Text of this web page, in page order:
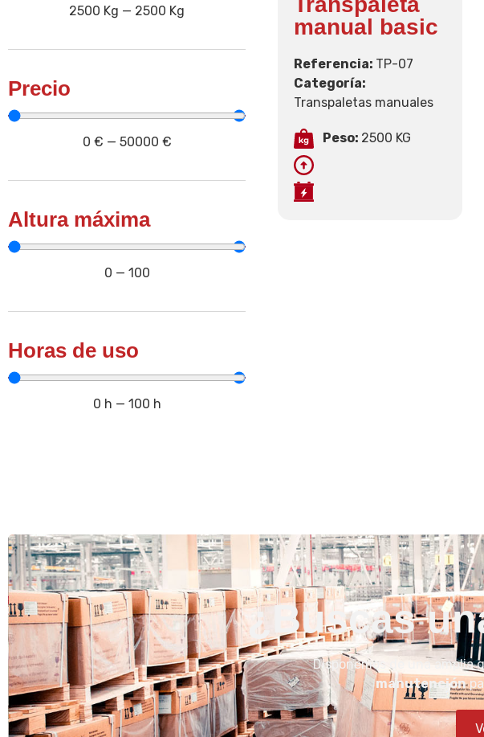
2500 Kg — 2500 Kg
Precio
0 € — 50000 €
Altura máxima
0 — 100
Horas de uso
0 h — 100 h
manual basic
Referencia: TP-07
Categoría:
Transpaletas manuales
Peso: 2500 KG
¿Buscas
Disponemos de una amplia
manutención